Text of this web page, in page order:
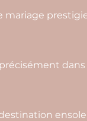
mariage
dans